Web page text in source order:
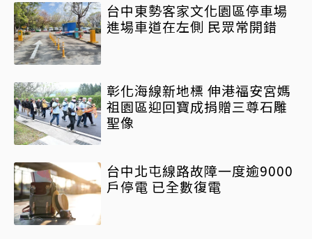
台中東勢客家文化園區停車場
進場車道在左側 民眾常開錯
彰化海線新地標 伸港福安宮媽
祖園區迎回寶成捐贈三尊石雕
聖像
台中北屯線路故障一度逾9000
戶停電 已全數復電